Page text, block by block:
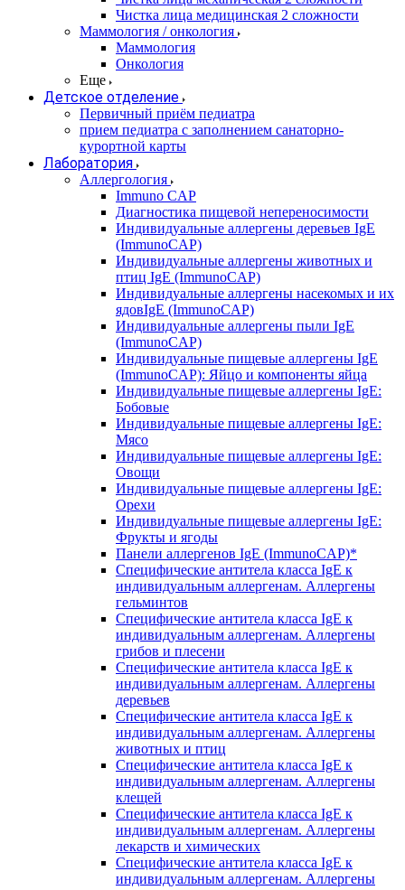
Чистка лица медицинская 2 сложности
Маммология / онкология
Маммология
Онкология
Еще
Детское отделение
Первичный приём педиатра
прием педиатра с заполнением санаторно-
курортной карты
Лаборатория
Аллергология
Immuno CAP
Диагностика пищевой непереносимости
Индивидуальные аллергены деревьев IgE
(ImmunoCAP)
Индивидуальные аллергены животных и
птиц IgE (ImmunoCAP)
Индивидуальные аллергены насекомых и их
ядовIgE (ImmunoCAP)
Индивидуальные аллергены пыли IgE
(ImmunoCAP)
Индивидуальные пищевые аллергены IgE
(ImmunoCAP): Яйцо и компоненты яйца
Индивидуальные пищевые аллергены IgE:
Бобовые
Индивидуальные пищевые аллергены IgE:
Мясо
Индивидуальные пищевые аллергены IgE:
Овощи
Индивидуальные пищевые аллергены IgE:
Орехи
Индивидуальные пищевые аллергены IgE:
Фрукты и ягоды
Панели аллергенов IgE (ImmunoCAP)*
Специфические антитела класса IgE к
индивидуальным аллергенам. Аллергены
гельминтов
Специфические антитела класса IgE к
индивидуальным аллергенам. Аллергены
грибов и плесени
Специфические антитела класса IgE к
индивидуальным аллергенам. Аллергены
деревьев
Специфические антитела класса IgE к
индивидуальным аллергенам. Аллергены
животных и птиц
Специфические антитела класса IgE к
индивидуальным аллергенам. Аллергены
клещей
Специфические антитела класса IgE к
индивидуальным аллергенам. Аллергены
лекарств и химических
Специфические антитела класса IgE к
индивидуальным аллергенам. Аллергены